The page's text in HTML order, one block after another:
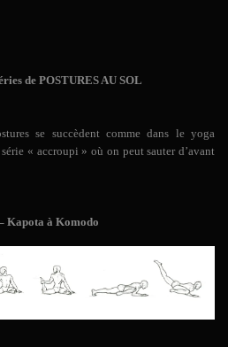
de POSTURES AU SOL
se succèdent comme dans le yoga
« accroupi » où on peut sauter d’avant
Kapota à Komodo